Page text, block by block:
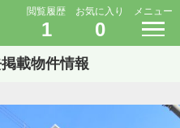
閲覧履歴
1
お気に入り
0
メニュー
載物件情報